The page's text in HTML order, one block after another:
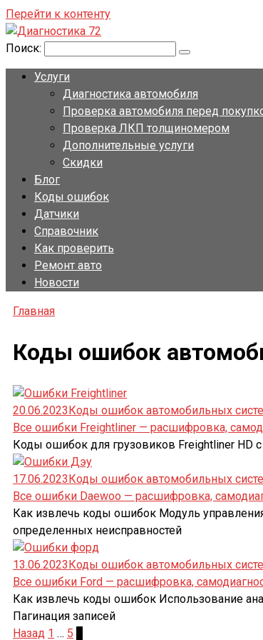
Перейти к контенту
Поиск:
Услуги
Диагностика автомобиля
Проверка автомобиля перед
Проверка ЛКП толщиномером
Дополнительные услуги
Скидки
Блог
Коды ошибок
Датчики
Справочник
Как проверить
Ремонт авто
Новости
Главная
Коды ошибок
20.06.2023Коды ошибок автомобильных
Все ошибки Freightliner — расшифровка,
Коды ошибок для грузовиков Freightliner HD
17.06.2023Коды ошибок автомобильных
Все ошибки Daewoo — расшифровка,
Как извлечь коды ошибок Модуль
определенных неисправностей
13.06.2023Коды ошибок автомобильных
Все ошибки Ford — расшифровка,
Как извлечь коды ошибок Использование
Пагинация записей
Назад 1 … 5